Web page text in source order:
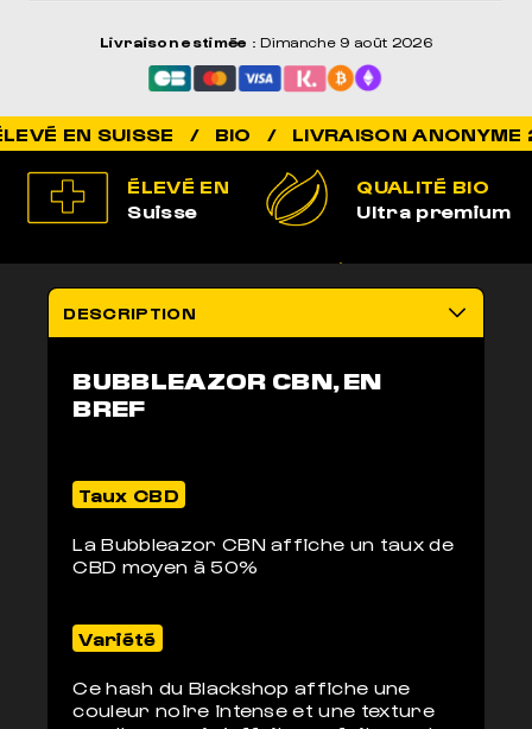
Livraison estimée : Dimanche 9 août 2026
ÉLEVÉ EN
Suisse
QUALITÉ BIO
Ultra premium
Non addictif
anonyme 2-3j
DESCRIPTION
BUBBLEAZOR CBN, EN
BREF
Taux CBD
La Bubbleazor CBN affiche un taux de
CBD moyen à 50%
Variété
Ce hash du Blackshop affiche une
couleur noire intense et une texture